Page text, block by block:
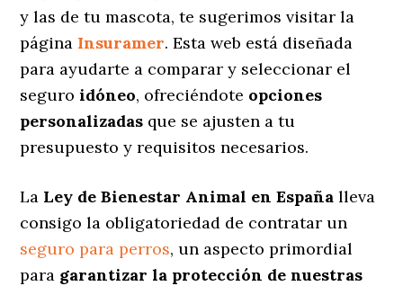
y las de tu mascota, te sugerimos visitar la
página Insuramer. Esta web está diseñada
para ayudarte a comparar y seleccionar el
seguroidóneo, ofreciéndote opciones
personalizadas que se ajusten a tu
presupuesto y requisitos necesarios.
La Ley de Bienestar Animal en España lleva
consigo la obligatoriedad de contratar un
seguro para perros, un aspecto primordial
para garantizar la protección de nuestras